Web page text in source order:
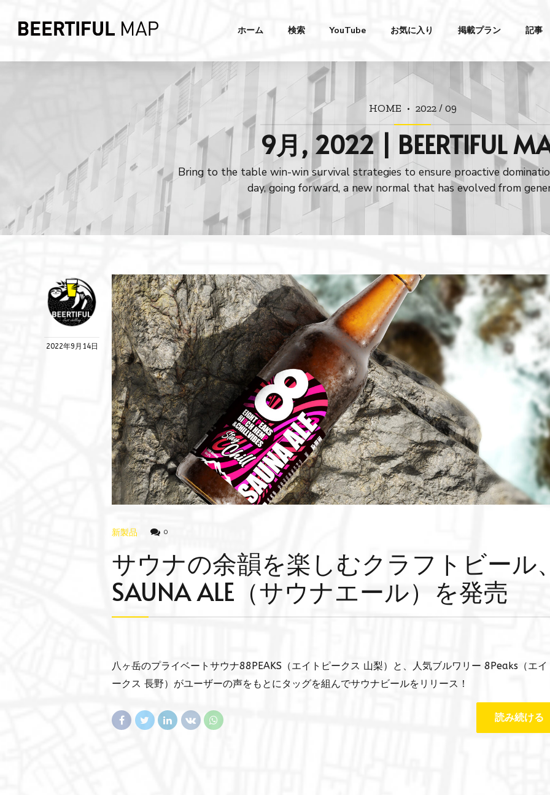
ホーム 検索 YouTube お気に入り 掲載プラン 記事
HOME 2022 / 09
9月, 2022 | BEERTIFUL
Bring to the table win-win survival strategies to ensure proactive
day, going forward, a new normal that has evolved from
2022年9月14日
新製品 0
サウナの余韻を楽しむクラフトビール
SAUNA ALE（サウナエール）を発売
八ヶ岳のプライベートサウナ88PEAKS（エイトピークス 山梨）と、人気ブルワリー 8Peaks（エイ
ークス 長野）がユーザーの声をもとにタッグを組んでサウナビールをリリース！
読み続ける